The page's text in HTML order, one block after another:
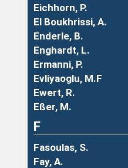
Eichhorn, P.
El Boukhrissi, A.
Enderle, B.
Enghardt, L.
Ermanni, P.
Evliyaoglu, M.F
Ewert, R.
Eßer, M.
F
Fasoulas, S.
Fay, A.